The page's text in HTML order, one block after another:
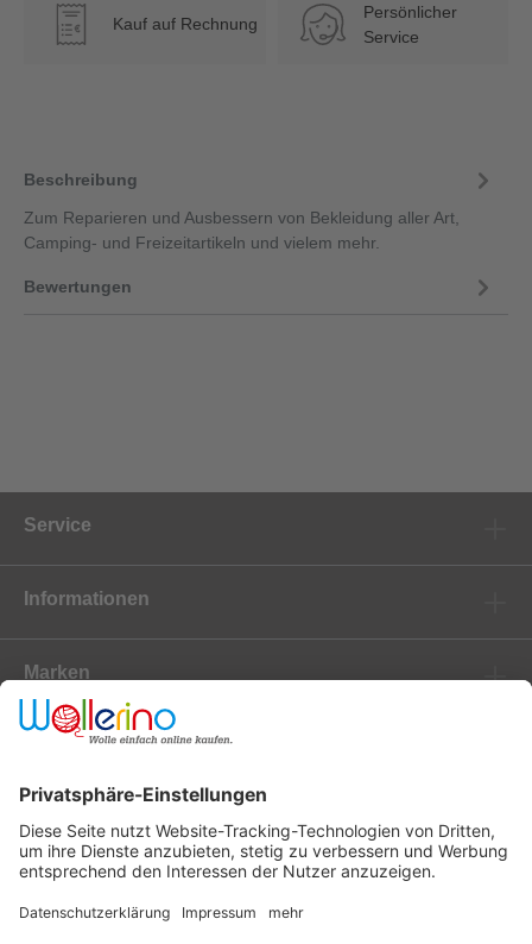
€ Kauf auf Rechnung
Persönlicher
Service
Beschreibung
Zum Reparieren und Ausbessern von Bekleidung aller Art,
Camping- und Freizeitartikeln und vielem mehr.
Bewertungen
Service
Informationen
Marken
Newsletter
Versanddienstleister